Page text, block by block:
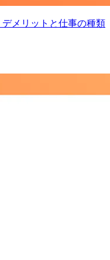
メリットと仕事の種類